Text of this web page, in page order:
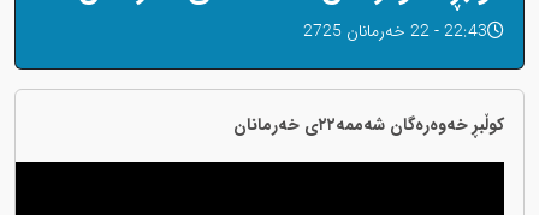
22:43 - 22 خەرمانان 2725
کوڵبڕ خەوەرەگان شەممە٢٢ی خەرمانان